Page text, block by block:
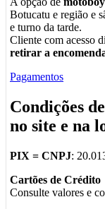
Botucatu e região e
e turno da tarde.
Cliente com acesso
retirar a
Pagamentos
Condições
no site e na
PIX = CNPJ:
Cartões de Crédito
Consulte valores e